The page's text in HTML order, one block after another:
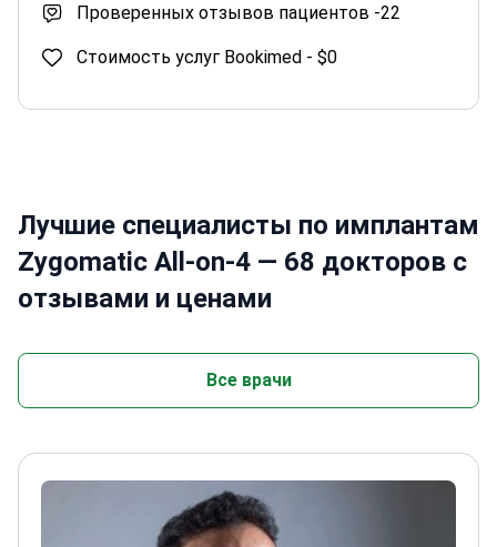
Проверенных отзывов пациентов -22
Стоимость услуг Bookimed - $0
Лучшие специалисты по имплантам
Zygomatic All-on-4 — 68 докторов с
отзывами и ценами
Все врачи